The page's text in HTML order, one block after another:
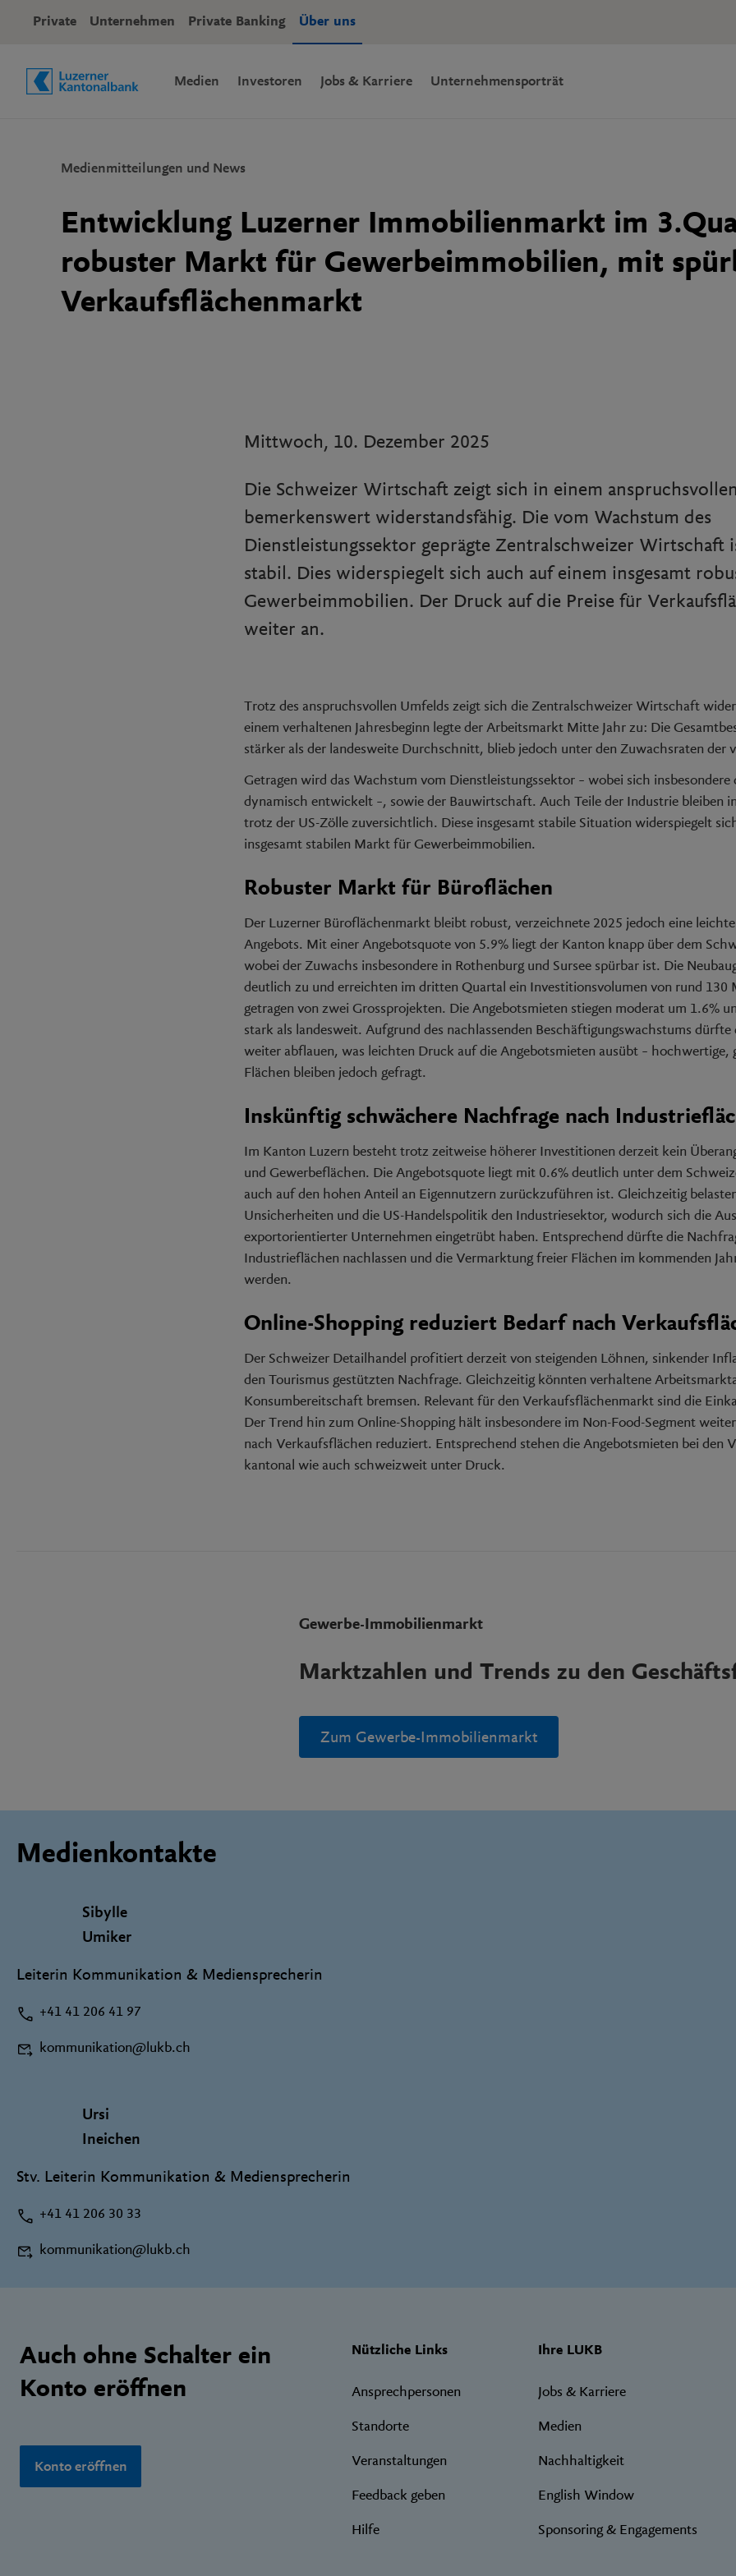
Schnelle Navigation
Private Unternehmen Private Banking Über uns
Medien (aktiv)
Investoren Jobs & Karriere Unternehmensporträt
Medienmitteilungen und News
Entwicklung Luzerner Immobilienmarkt im
robuster Markt für Gewerbeimmobilien, mit
Verkaufsflächenmarkt
Mittwoch, 10. Dezember 2025
Die Schweizer Wirtschaft zeigt sich in einem
bemerkenswert widerstandsfähig. Die vom Wachstum des
Dienstleistungssektor geprägte Zentralschweizer Wirtschaft
stabil. Dies widerspiegelt sich auch auf einem insgesamt
Gewerbeimmobilien. Der Druck auf die Preise für
weiter an.
Trotz des anspruchsvollen Umfelds zeigt sich die Zentralschweizer Wirtschaft
einem verhaltenen Jahresbeginn legte der Arbeitsmarkt Mitte Jahr zu: Die
stärker als der landesweite Durchschnitt, blieb jedoch unter den Zuwachsraten der
Getragen wird das Wachstum vom Dienstleistungssektor – wobei sich insbesondere
dynamisch entwickelt –, sowie der Bauwirtschaft. Auch Teile der Industrie bleiben
trotz der US-Zölle zuversichtlich. Diese insgesamt stabile Situation widerspiegelt
insgesamt stabilen Markt für Gewerbeimmobilien.
Robuster Markt für Büroflächen
Der Luzerner Büroflächenmarkt bleibt robust, verzeichnete 2025 jedoch eine
Angebots. Mit einer Angebotsquote von 5.9% liegt der Kanton knapp über dem
wobei der Zuwachs insbesondere in Rothenburg und Sursee spürbar ist. Die
deutlich zu und erreichten im dritten Quartal ein Investitionsvolumen von rund 130
getragen von zwei Grossprojekten. Die Angebotsmieten stiegen moderat um 1.6%
stark als landesweit. Aufgrund des nachlassenden Beschäftigungswachstums dürfte
weiter abflauen, was leichten Druck auf die Angebotsmieten ausübt – hochwertige,
Flächen bleiben jedoch gefragt.
Inskünftig schwächere Nachfrage nach
Im Kanton Luzern besteht trotz zeitweise höherer Investitionen derzeit kein
und Gewerbeflächen. Die Angebotsquote liegt mit 0.6% deutlich unter dem
auch auf den hohen Anteil an Eigennutzern zurückzuführen ist. Gleichzeitig
Unsicherheiten und die US-Handelspolitik den Industriesektor, wodurch sich die
exportorientierter Unternehmen eingetrübt haben. Entsprechend dürfte die
Industrieflächen nachlassen und die Vermarktung freier Flächen im kommenden
werden.
Online-Shopping reduziert Bedarf nach
Der Schweizer Detailhandel profitiert derzeit von steigenden Löhnen, sinkender
den Tourismus gestützten Nachfrage. Gleichzeitig könnten verhaltene
Konsumbereitschaft bremsen. Relevant für den Verkaufsflächenmarkt sind die
Der Trend hin zum Online-Shopping hält insbesondere im Non-Food-Segment
nach Verkaufsflächen reduziert. Entsprechend stehen die Angebotsmieten bei den
kantonal wie auch schweizweit unter Druck.
Gewerbe-Immobilienmarkt
Marktzahlen und Trends zu den
Zum Gewerbe-Immobilienmarkt
Medienkontakte
Sibylle
Umiker
Leiterin Kommunikation & Mediensprecherin
+41 41 206 41 97
kommunikation@lukb.ch
Ursi
Ineichen
Stv. Leiterin Kommunikation & Mediensprecherin
+41 41 206 30 33
kommunikation@lukb.ch
Auch ohne Schalter ein
Konto eröffnen
Konto eröffnen
Wichtige
Nützliche Links
Ansprechpersonen
Standorte
Veranstaltungen
Feedback geben
Hilfe
Ihre LUKB
Jobs & Karriere
Medien
Nachhaltigkeit
English Window
Sponsoring & Engagements